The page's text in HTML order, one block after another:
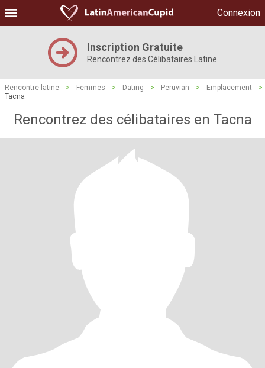
Connexion
Inscription Gratuite
Rencontrez des Célibataires Latine
Rencontre latine > Femmes > Dating > Peruvian > Emplacement
>
Tacna
Rencontrez des célibataires en Tacna